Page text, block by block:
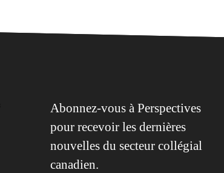
Abonnez-vous à Perspectives
pour recevoir les dernières
nouvelles du secteur collégial
canadien.